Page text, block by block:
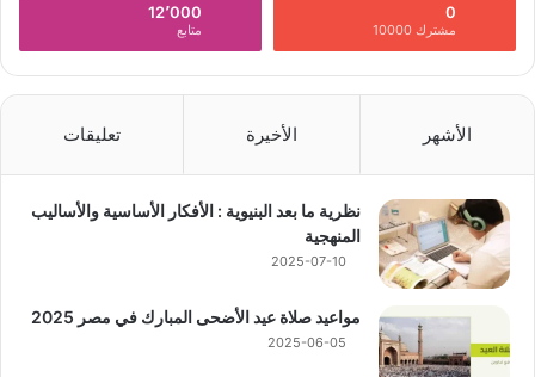
0
مشترك 10000
12٬000
متابع
الأشهر الأخيرة تعليقات
نظرية ما بعد البنيوية : الأفكار الأساسية والأساليب
المنهجية
2025-07-10
مواعيد صلاة عيد الأضحى المبارك في مصر 2025
2025-06-05